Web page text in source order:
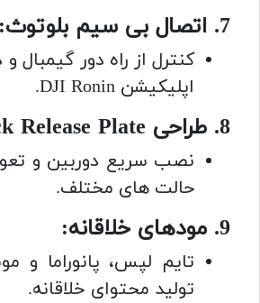
7. اتصال بی سیم بلوتوث:
کنترل از راه دور گیمبال
اپلیکیشن DJI Ronin.
8. طراحی Quick Release Plate:
نصب سریع دوربین و
حالت های مختلف.
9. مودهای خلاقانه:
تایم لپس، پانوراما و
تولید محتوای خلاقانه.